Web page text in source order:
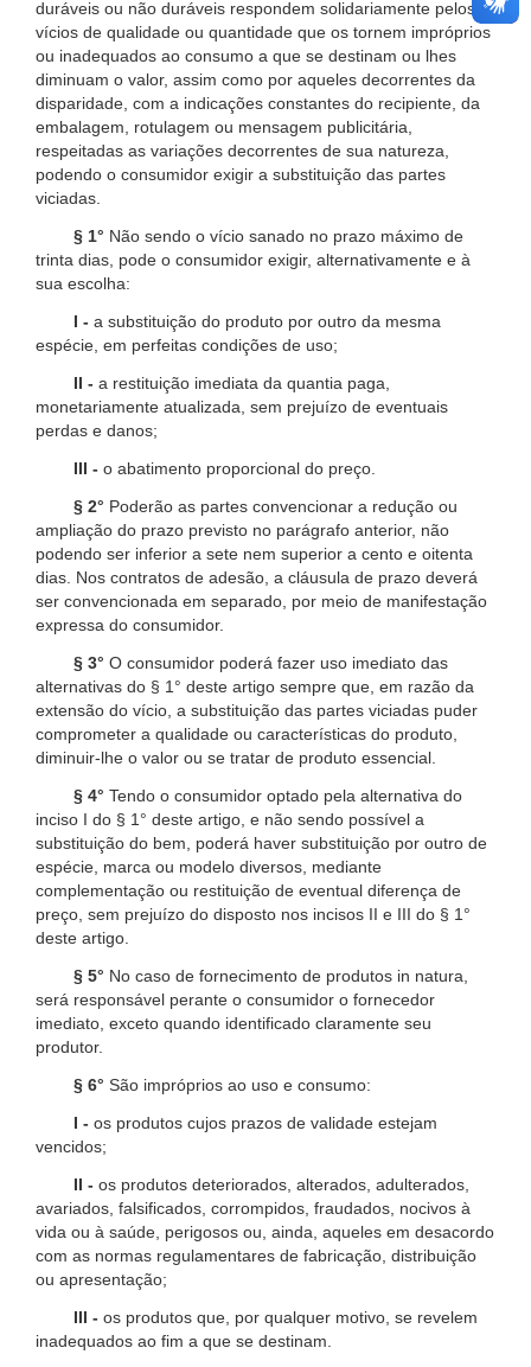
duráveis ou não duráveis respondem solidariamente pelos
vícios de qualidade ou quantidade que os tornem impróprios
ou inadequados ao consumo a que se destinam ou lhes
diminuam o valor, assim como por aqueles decorrentes da
disparidade, com a indicações constantes do recipiente, da
embalagem, rotulagem ou mensagem publicitária,
respeitadas as variações decorrentes de sua natureza,
podendo o consumidor exigir a substituição das partes
viciadas.
§ 1° Não sendo o vício sanado no prazo máximo de
trinta dias, pode o consumidor exigir, alternativamente e à
sua escolha:
I - a substituição do produto por outro da mesma
espécie, em perfeitas condições de uso;
II - a restituição imediata da quantia paga,
monetariamente atualizada, sem prejuízo de eventuais
perdas e danos;
III - o abatimento proporcional do preço.
§ 2° Poderão as partes convencionar a redução ou
ampliação do prazo previsto no parágrafo anterior, não
podendo ser inferior a sete nem superior a cento e oitenta
dias. Nos contratos de adesão, a cláusula de prazo deverá
ser convencionada em separado, por meio de manifestação
expressa do consumidor.
§ 3° O consumidor poderá fazer uso imediato das
alternativas do § 1° deste artigo sempre que, em razão da
extensão do vício, a substituição das partes viciadas puder
comprometer a qualidade ou características do produto,
diminuir-lhe o valor ou se tratar de produto essencial.
§ 4° Tendo o consumidor optado pela alternativa do
inciso I do § 1° deste artigo, e não sendo possível a
substituição do bem, poderá haver substituição por outro de
espécie, marca ou modelo diversos, mediante
complementação ou restituição de eventual diferença de
preço, sem prejuízo do disposto nos incisos II e III do § 1°
deste artigo.
§ 5° No caso de fornecimento de produtos in natura,
será responsável perante o consumidor o fornecedor
imediato, exceto quando identificado claramente seu
produtor.
§ 6° São impróprios ao uso e consumo:
I - os produtos cujos prazos de validade estejam
vencidos;
II - os produtos deteriorados, alterados, adulterados,
avariados, falsificados, corrompidos, fraudados, nocivos à
vida ou à saúde, perigosos ou, ainda, aqueles em desacordo
com as normas regulamentares de fabricação, distribuição
ou apresentação;
III - os produtos que, por qualquer motivo, se revelem
inadequados ao fim a que se destinam.